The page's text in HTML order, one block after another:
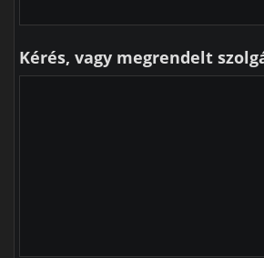
Kérés, vagy megrendelt